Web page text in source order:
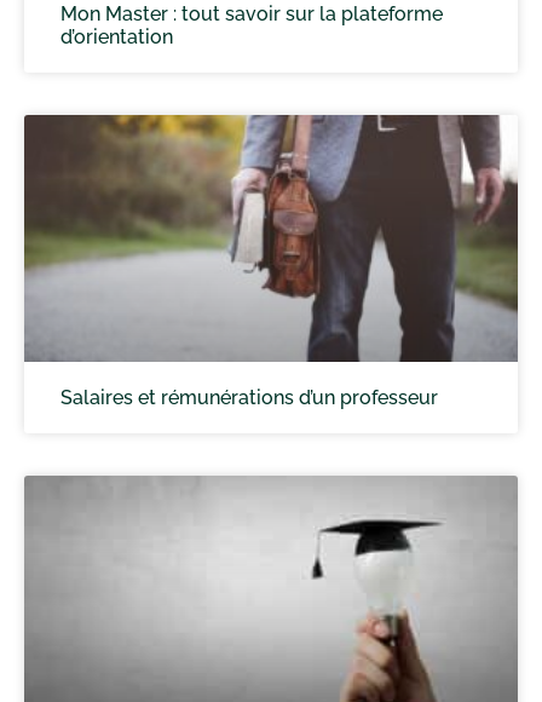
Mon Master : tout savoir sur la plateforme
d’orientation
Salaires et rémunérations d’un professeur